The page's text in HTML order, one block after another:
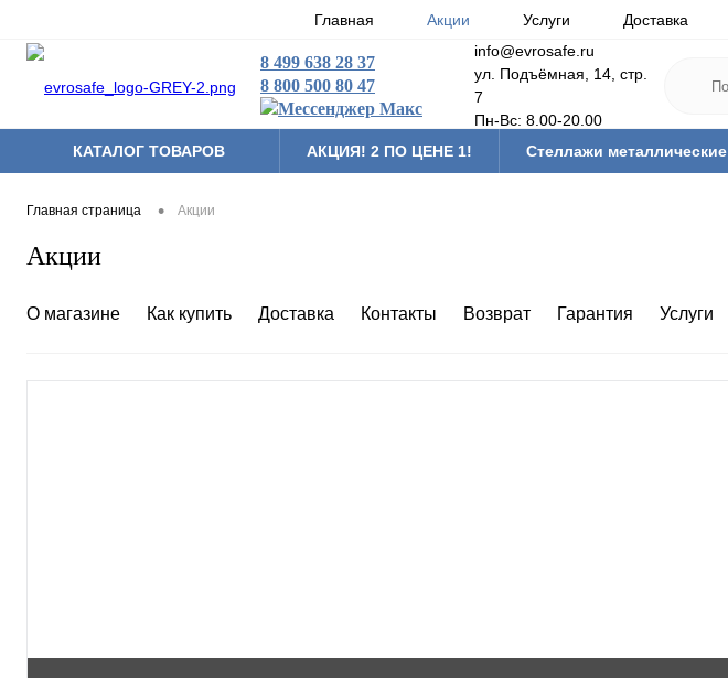
Главная Акции Услуги Доставка
8 499 638 28 37
8 800 500 80 47
info@evrosafe.ru
ул. Подъёмная, 14, стр.
7
Пн-Вс: 8.00-20.00
КАТАЛОГ ТОВАРОВ АКЦИЯ! 2 ПО ЦЕНЕ 1! Стеллажи металлические
Главная страница • Акции
Акции
О магазине Как купить Доставка Контакты Возврат Гарантия Услуги